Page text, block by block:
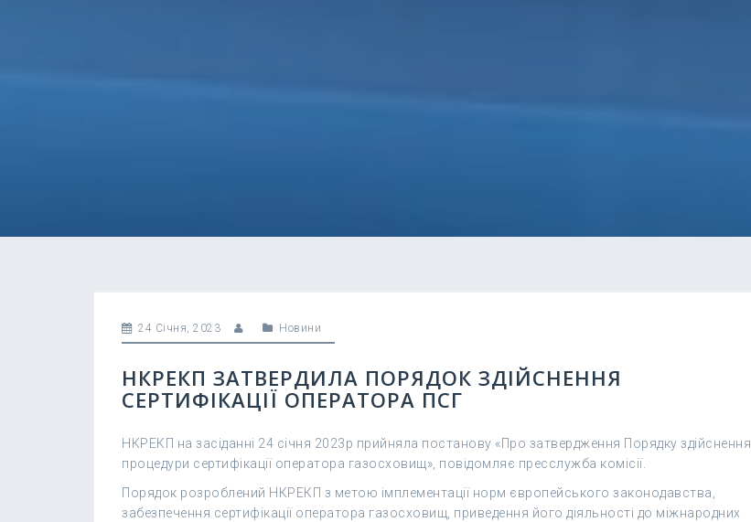
24 Січня, 2023 Новини
НКРЕКП ЗАТВЕРДИЛА ПОРЯДОК ЗДІЙСНЕННЯ
СЕРТИФІКАЦІЇ ОПЕРАТОРА ПСГ
НКРЕКП на засіданні 24 січня 2023р прийняла постанову «Про затвердження Порядку здійснення
процедури сертифікації оператора газосховищ», повідомляє пресслужба комісії.
Порядок розроблений НКРЕКП з метою імплементації норм європейського законодавства,
забезпечення сертифікації оператора газосховищ, приведення його діяльності до міжнародних